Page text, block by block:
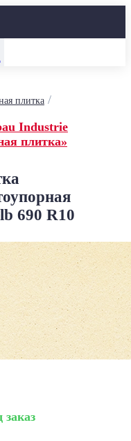
плитка/
Industrie
плитка»
690 R10
заказ